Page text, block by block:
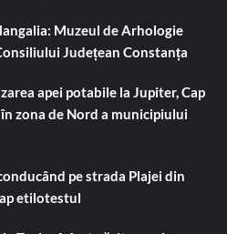
Muzeul de Arhologie
Județean Constanța
apei potabile la Jupiter, Cap
zona de Nord a municipiului
pe strada Plajei din
etilotestul